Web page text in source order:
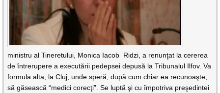
ministru al Tineretului, Monica Iacob Ridzi, a renunţat la cererea
de întrerupere a executării pedepsei depusă la Tribunalul Ilfov. Va
formula alta, la Cluj, unde speră, după cum chiar ea recunoaşte,
să găsească “medici corecţi”. Se luptă şi cu împotriva preşedintei